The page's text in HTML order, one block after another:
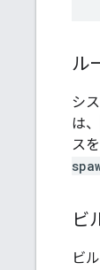
ル
シ
は、
ス
ビ
ビ